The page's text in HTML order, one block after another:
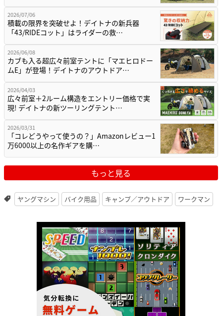
2026/07/06
積載の限界を突破せよ！デイトナの新兵器
「43/RIDEコット」はライダーの救…
2026/06/08
カブも入る超広々前室テントに「マエヒロドー
ムE」が登場！デイトナのアウトドア…
2026/04/03
広々前室＋2ルーム構造をエントリー価格で実
現! デイトナの新ツーリングテント…
2026/03/31
「コレどうやって使うの？」Amazonレビュー1
万6000以上の名作ギアを購…
もっと見る
ヤングマシン バイク用品 キャンプ／アウトドア ワークマン